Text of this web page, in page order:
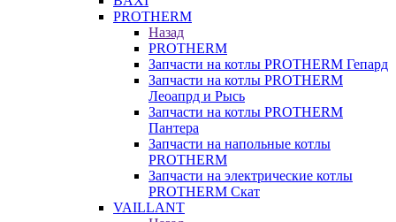
PROTHERM
Назад
PROTHERM
Запчасти на котлы PROTHERM Гепард
Запчасти на котлы PROTHERM
Леоапрд и Рысь
Запчасти на котлы PROTHERM
Пантера
Запчасти на напольные котлы
PROTHERM
Запчасти на электрические котлы
PROTHERM Скат
VAILLANT